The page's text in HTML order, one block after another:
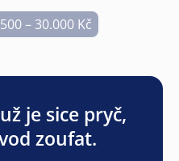
– 30.000 Kč
je sice pryč,
zoufat.